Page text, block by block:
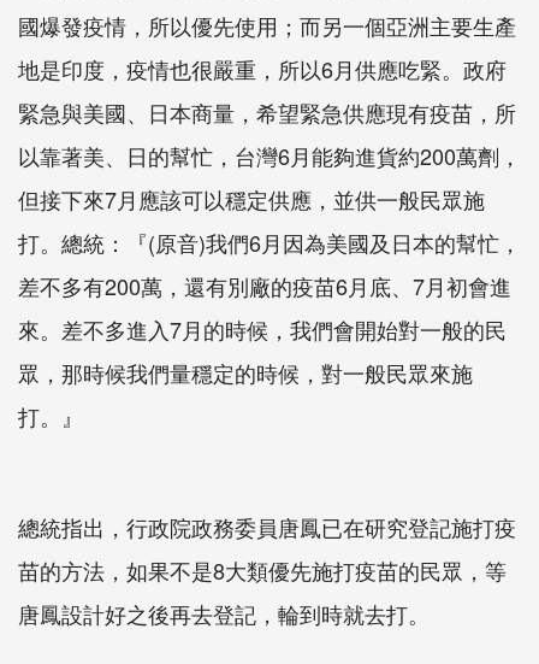
國爆發疫情，所以優先使用；而另一個亞洲主要生產
地是印度，疫情也很嚴重，所以6月供應吃緊。政府
緊急與美國、日本商量，希望緊急供應現有疫苗，所
以靠著美、日的幫忙，台灣6月能夠進貨約200萬劑，
但接下來7月應該可以穩定供應，並供一般民眾施
打。總統：『(原音)我們6月因為美國及日本的幫忙，
差不多有200萬，還有別廠的疫苗6月底、7月初會進
來。差不多進入7月的時候，我們會開始對一般的民
眾，那時候我們量穩定的時候，對一般民眾來施
打。』
總統指出，行政院政務委員唐鳳已在研究登記施打疫
苗的方法，如果不是8大類優先施打疫苗的民眾，等
唐鳳設計好之後再去登記，輪到時就去打。